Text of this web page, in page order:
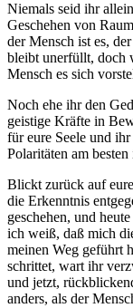
Niemals seid ihr
Geschehen von
der Mensch ist es,
bleibt unerfüllt, doch
Mensch es sich
Noch ehe ihr den
geistige Kräfte in
für eure Seele und
Polaritäten am besten
Blickt zurück auf
die Erkenntnis
geschehen, und
ich weiß, daß mich
meinen Weg geführt
schrittet, wart ihr
und jetzt,
anders, als der